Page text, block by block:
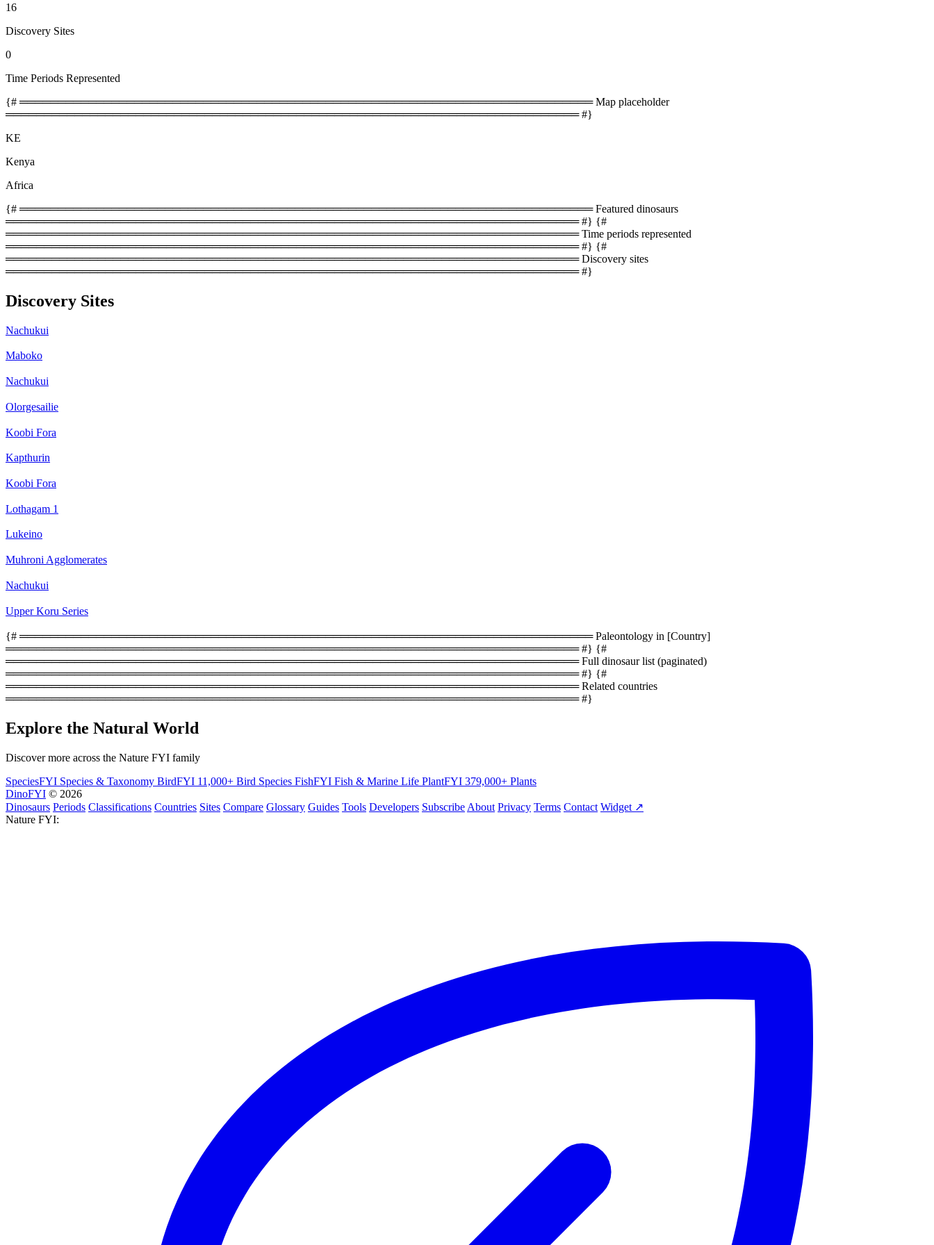
16
Discovery Sites
0
Time Periods Represented
{# ═══════════════════════════════════════════════════════════════════════════ Map placeholder
═══════════════════════════════════════════════════════════════════════════ #}
KE
Kenya
Africa
{# ═══════════════════════════════════════════════════════════════════════════ Featured dinosaurs
═══════════════════════════════════════════════════════════════════════════ #} {#
═══════════════════════════════════════════════════════════════════════════ Time periods represented
═══════════════════════════════════════════════════════════════════════════ #} {#
═══════════════════════════════════════════════════════════════════════════ Discovery sites
═══════════════════════════════════════════════════════════════════════════ #}
Discovery Sites
Nachukui
Maboko
Nachukui
Olorgesailie
Koobi Fora
Kapthurin
Koobi Fora
Lothagam 1
Lukeino
Muhroni Agglomerates
Nachukui
Upper Koru Series
{# ═══════════════════════════════════════════════════════════════════════════ Paleontology in [Country]
═══════════════════════════════════════════════════════════════════════════ #} {#
═══════════════════════════════════════════════════════════════════════════ Full dinosaur list (paginated)
═══════════════════════════════════════════════════════════════════════════ #} {#
═══════════════════════════════════════════════════════════════════════════ Related countries
═══════════════════════════════════════════════════════════════════════════ #}
Explore the Natural World
Discover more across the Nature FYI family
SpeciesFYI Species & Taxonomy BirdFYI 11,000+ Bird Species FishFYI Fish & Marine Life PlantFYI 379,000+ Plants
DinoFYI © 2026
Dinosaurs Periods Classifications Countries Sites Compare Glossary Guides Tools Developers Subscribe About Privacy Terms Contact Widget ↗
Nature FYI: